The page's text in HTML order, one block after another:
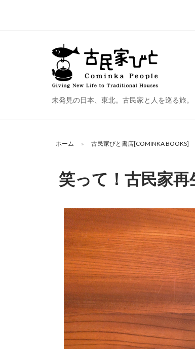
ホ
ー
ム
未発見の日本、東北。古民家と人を巡る旅。
ホーム » 古民家びと書店[COMINKA BOOKS]
笑って！古民家